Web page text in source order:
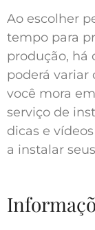
Ao escolher
tempo para
produção, há
poderá variar
você mora
serviço de
dicas e
a instalar